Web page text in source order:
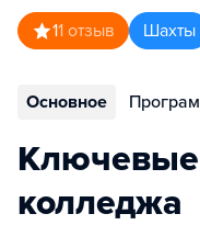
11 отзыв Шахты
Основное
Ключевые
колледжа